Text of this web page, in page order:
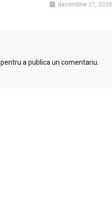
decembrie 27, 2020
pentru a publica un comentariu.